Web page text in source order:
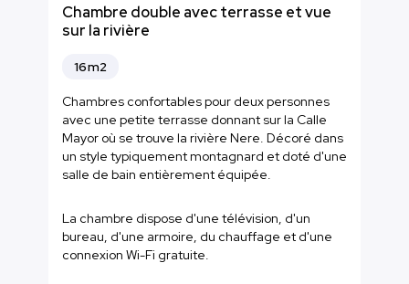
Chambre double avec terrasse et vue
sur la rivière
16m2
Chambres confortables pour deux personnes
avec une petite terrasse donnant sur la Calle
Mayor où se trouve la rivière Nere. Décoré dans
un style typiquement montagnard et doté d'une
salle de bain entièrement équipée.
La chambre dispose d'une télévision, d'un
bureau, d'une armoire, du chauffage et d'une
connexion Wi-Fi gratuite.